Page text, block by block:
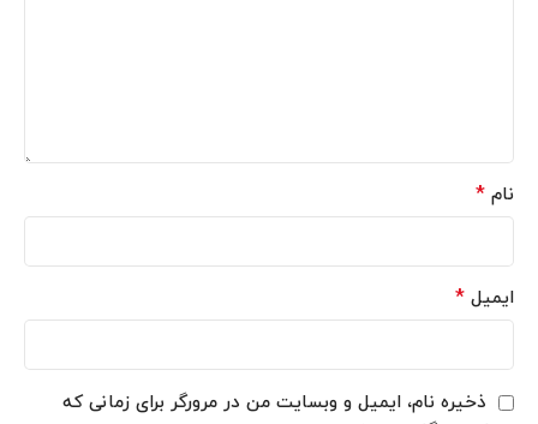
نام *
ایمیل *
ذخیره نام، ایمیل و وبسایت من در مرورگر برای زمانی که